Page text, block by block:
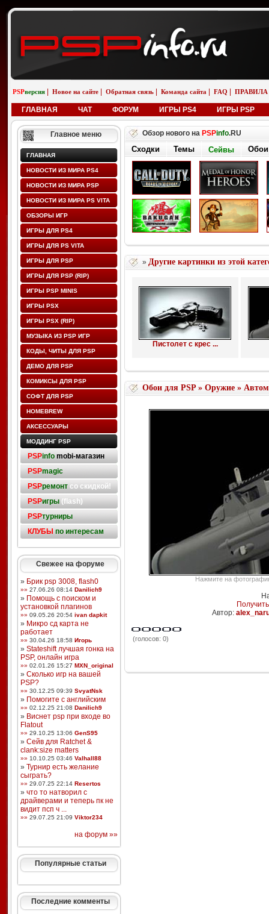
PSPверсия Новое на сайте Обратная связь Команда сайта FAQ ПРАВИЛА
ГЛАВНАЯ ЧАТ ФОРУМ ИГРЫ PS4 ИГРЫ PSP
Главное меню
ГЛАВНАЯ
НОВОСТИ ИЗ МИРА PS4
НОВОСТИ ИЗ МИРА PSP
НОВОСТИ ИЗ МИРА PS VITA
ОБЗОРЫ ИГР
ИГРЫ ДЛЯ PS4
ИГРЫ ДЛЯ PS VITA
ИГРЫ ДЛЯ PSP
ИГРЫ ДЛЯ PSP (RIP)
ИГРЫ PSP MINIS
ИГРЫ PSX
ИГРЫ PSX (RIP)
МУЗЫКА ИЗ PSP ИГР
КОДЫ, ЧИТЫ ДЛЯ PSP
ДЕМО ДЛЯ PSP
КОМИКСЫ ДЛЯ PSP
СОФТ ДЛЯ PSP
HOMEBREW
АКСЕССУАРЫ
МОДДИНГ PSP
PSPinfo mobi-магазин
PSPmagic
PSPремонтсо скидкой!
PSPигры(flash)
PSPтурниры
КЛУБЫ по интересам
Свежее на форуме
» Брик psp 3008, flash0
»» 27.06.26 08:14 Danilich9
» Помощь с поиском и
установкой плагинов
»» 09.05.26 20:54 ivan dapkit
» Микро сд карта не
работает
»» 30.04.26 18:58 Игорь
» Stateshift лучшая гонка на
PSP, онлайн игра
»» 02.01.26 15:27 MXN_original
» Сколько игр на вашей
PSP?
»» 30.12.25 09:39 SvyatNsk
» Помогите с английским
»» 02.12.25 21:08 Danilich9
» Виснет psp при входе во
Flatout
»» 29.10.25 13:06 GenS95
» Сейв для Ratchet &
clank:size matters
»» 10.10.25 03:46 Valhall88
» Турнир есть желание
сыграть?
»» 29.07.25 22:14 Resertos
» что то натворил с
драйверами и теперь пк не
видит псп ч ...
»» 29.07.25 21:09 Viktor234
на форум »»
Популярные статьи
Последние комменты
Обзор нового на PSPinfo.RU
Сходки Темы Сейвы Обои
» Другие картинки из этой
Пистолет с крес ...
Обои для PSP» Оружие»
Нажмите на
Автор:
(голосов: 0)